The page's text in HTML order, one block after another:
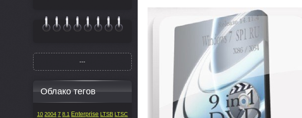
---
Облако тегов
10 2004 7 8.1 Enterprise LTSB LTSC